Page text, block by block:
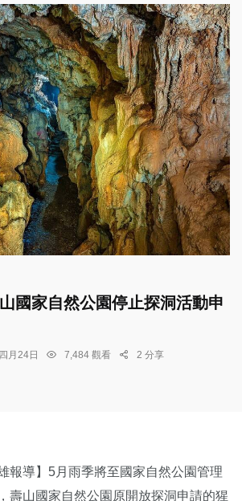
國家自然公園停止探洞活動申
月24日 7,484 觀看 2 分享
報導】5月雨季將至國家自然公園管理
壽山國家自然公園原開放探洞申請的猩